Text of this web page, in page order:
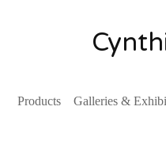
Products Galleries &